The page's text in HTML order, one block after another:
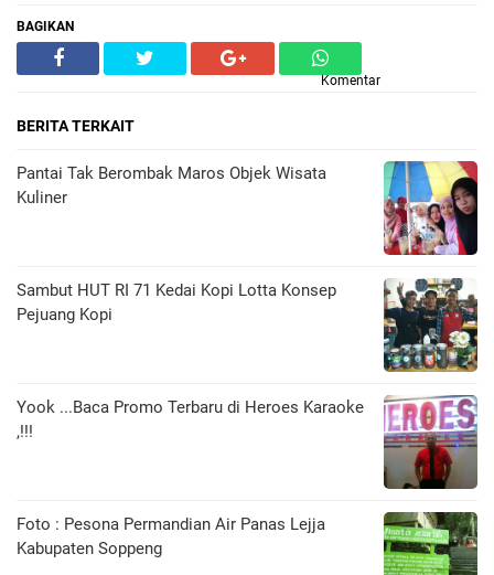
BAGIKAN
Komentar
BERITA TERKAIT
Pantai Tak Berombak Maros Objek Wisata
Kuliner
Sambut HUT RI 71 Kedai Kopi Lotta Konsep
Pejuang Kopi
Yook ...Baca Promo Terbaru di Heroes Karaoke
,!!!
Foto : Pesona Permandian Air Panas Lejja
Kabupaten Soppeng